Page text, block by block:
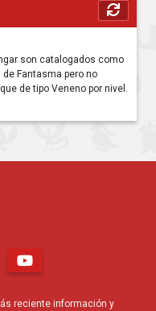
son catalogados como
Fantasma pero no
de tipo Veneno por nivel.
reciente información y